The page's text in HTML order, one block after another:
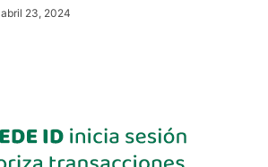
abril 23, 2024